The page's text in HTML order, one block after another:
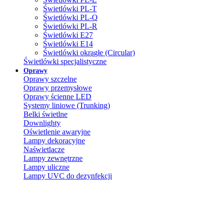
Świetlówki PL-T
Świetlówki PL-Q
Świetlówki PL-R
Świetlówki E27
Świetlówki E14
Świetlówki okrągłe (Circular)
Świetlówki specjalistyczne
Oprawy
Oprawy szczelne
Oprawy przemysłowe
Oprawy ścienne LED
Systemy liniowe (Trunking)
Belki świetlne
Downlighty
Oświetlenie awaryjne
Lampy dekoracyjne
Naświetlacze
Lampy zewnętrzne
Lampy uliczne
Lampy UVC do dezynfekcji